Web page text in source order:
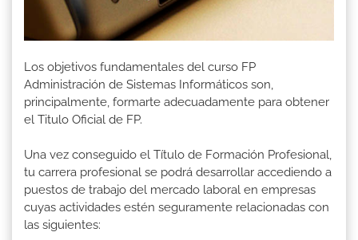
Los objetivos fundamentales del curso FP
Administración de Sistemas Informáticos son,
principalmente, formarte adecuadamente para obtener
el Titulo Oficial de FP.
Una vez conseguido el Título de Formación Profesional,
tu carrera profesional se podrá desarrollar accediendo a
puestos de trabajo del mercado laboral en empresas
cuyas actividades estén seguramente relacionadas con
las siguientes: